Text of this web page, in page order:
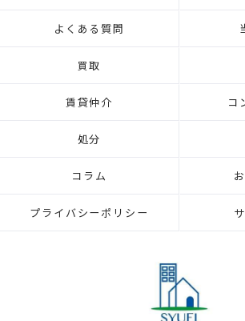
よくある質問
買取
賃貸仲介 コ
処分
コラム
プライバシーポリシー